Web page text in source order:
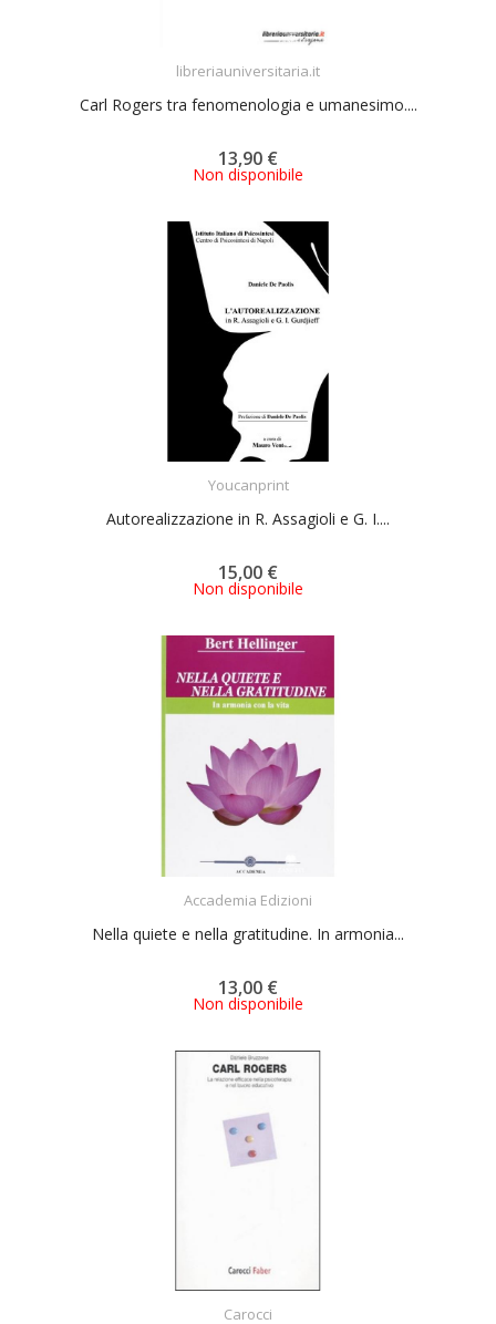
libreriauniversitaria.it
Carl Rogers tra fenomenologia e umanesimo....
13,90 €
Non disponibile
Youcanprint
Autorealizzazione in R. Assagioli e G. I....
15,00 €
Non disponibile
Accademia Edizioni
Nella quiete e nella gratitudine. In armonia...
13,00 €
Non disponibile
Carocci